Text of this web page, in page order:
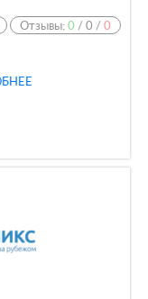
Отзывы:0 /0 /0